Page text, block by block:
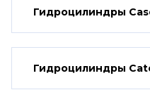
Гидроцилиндры
Гидроцилиндры